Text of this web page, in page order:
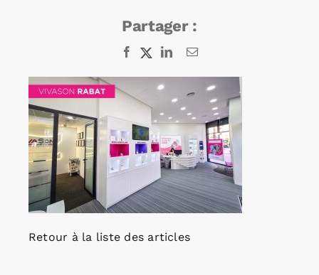
Partager :
Facebook
X LinkedInEmail
Retour à la liste des articles